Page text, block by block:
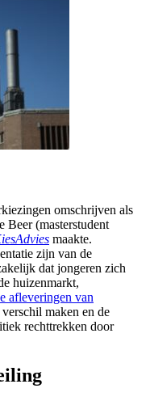
omschrijven als
(masterstudent
maakte.
zijn van de
dat jongeren zich
huizenmarkt,
afleveringen van
maken en de
rechttrekken door